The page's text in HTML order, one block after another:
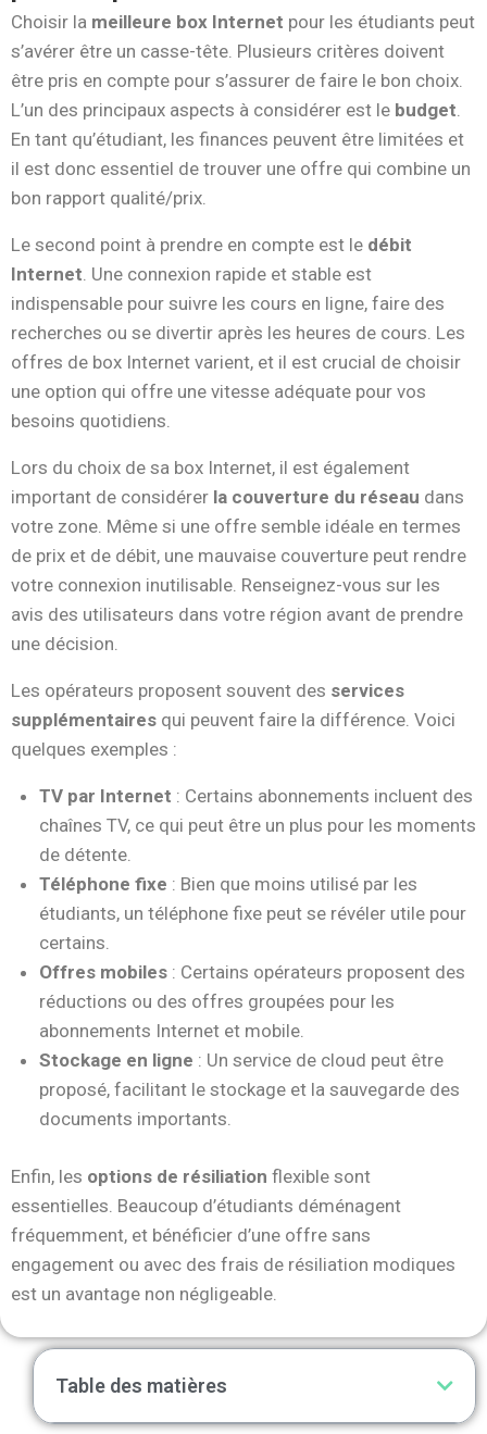
Choisir la meilleure box Internet pour les étudiants peut
s’avérer être un casse-tête. Plusieurs critères doivent
être pris en compte pour s’assurer de faire le bon choix.
L’un des principaux aspects à considérer est le budget.
En tant qu’étudiant, les finances peuvent être limitées et
il est donc essentiel de trouver une offre qui combine un
bon rapport qualité/prix.
Le second point à prendre en compte est le débit
Internet. Une connexion rapide et stable est
indispensable pour suivre les cours en ligne, faire des
recherches ou se divertir après les heures de cours. Les
offres de box Internet varient, et il est crucial de choisir
une option qui offre une vitesse adéquate pour vos
besoins quotidiens.
Lors du choix de sa box Internet, il est également
important de considérer la couverture du réseau dans
votre zone. Même si une offre semble idéale en termes
de prix et de débit, une mauvaise couverture peut rendre
votre connexion inutilisable. Renseignez-vous sur les
avis des utilisateurs dans votre région avant de prendre
une décision.
Les opérateurs proposent souvent des services
supplémentaires qui peuvent faire la différence. Voici
quelques exemples :
TV par Internet : Certains abonnements incluent des
chaînes TV, ce qui peut être un plus pour les moments
de détente.
Téléphone fixe : Bien que moins utilisé par les
étudiants, un téléphone fixe peut se révéler utile pour
certains.
Offres mobiles: Certains opérateurs proposent des
réductions ou des offres groupées pour les
abonnements Internet et mobile.
Stockage en ligne : Un service de cloud peut être
proposé, facilitant le stockage et la sauvegarde des
documents importants.
Enfin, les options de résiliation flexible sont
essentielles. Beaucoup d’étudiants déménagent
fréquemment, et bénéficier d’une offre sans
engagement ou avec des frais de résiliation modiques
est un avantage non négligeable.
Table des matières